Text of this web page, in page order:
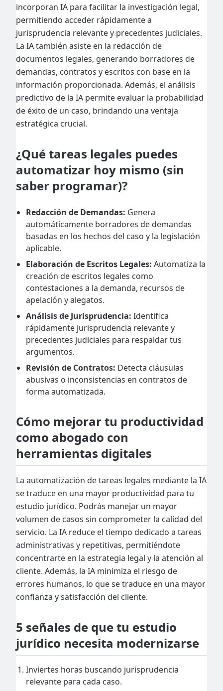
incorporan IA para facilitar la investigación legal,
permitiendo acceder rápidamente a
jurisprudencia relevante y precedentes judiciales.
La IA también asiste en la redacción de
documentos legales, generando borradores de
demandas, contratos y escritos con base en la
información proporcionada. Además, el análisis
predictivo de la IA permite evaluar la probabilidad
de éxito de un caso, brindando una ventaja
estratégica crucial.
¿Qué tareas legales puedes
automatizar hoy mismo (sin
saber programar)?
Redacción de Demandas: Genera
automáticamente borradores de demandas
basadas en los hechos del caso y la legislación
aplicable.
Elaboración de Escritos Legales: Automatiza la
creación de escritos legales como
contestaciones a la demanda, recursos de
apelación y alegatos.
Análisis de Jurisprudencia: Identifica
rápidamente jurisprudencia relevante y
precedentes judiciales para respaldar tus
argumentos.
Revisión de Contratos: Detecta cláusulas
abusivas o inconsistencias en contratos de
forma automatizada.
Cómo mejorar tu productividad
como abogado con
herramientas digitales
La automatización de tareas legales mediante la IA
se traduce en una mayor productividad para tu
estudio jurídico. Podrás manejar un mayor
volumen de casos sin comprometer la calidad del
servicio. La IA reduce el tiempo dedicado a tareas
administrativas y repetitivas, permitiéndote
concentrarte en la estrategia legal y la atención al
cliente. Además, la IA minimiza el riesgo de
errores humanos, lo que se traduce en una mayor
confianza y satisfacción del cliente.
5 señales de que tu estudio
jurídico necesita modernizarse
Inviertes horas buscando jurisprudencia
relevante para cada caso.